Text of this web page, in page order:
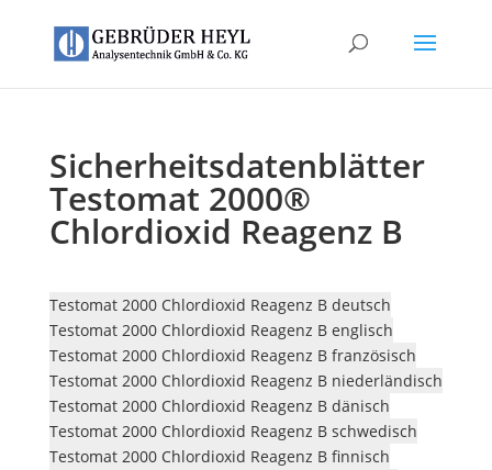
Sicherheitsdatenblätter
Testomat 2000®
Chlordioxid Reagenz B
Testomat 2000 Chlordioxid Reagenz B deutsch
Testomat 2000 Chlordioxid Reagenz B englisch
Testomat 2000 Chlordioxid Reagenz B französisch
Testomat 2000 Chlordioxid Reagenz B niederländisch
Testomat 2000 Chlordioxid Reagenz B dänisch
Testomat 2000 Chlordioxid Reagenz B schwedisch
Testomat 2000 Chlordioxid Reagenz B finnisch